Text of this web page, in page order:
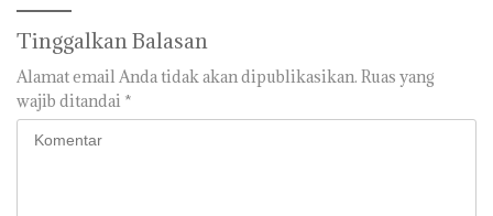
Tinggalkan Balasan
Alamat email Anda tidak akan dipublikasikan. Ruas yang
wajib ditandai *